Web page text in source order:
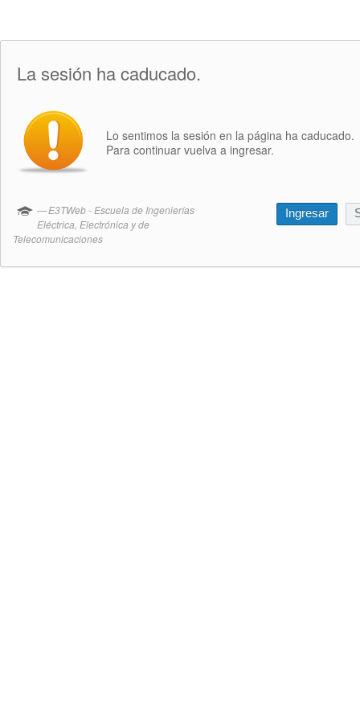
La sesión ha caducado.
Lo sentimos la sesión en la página ha caducado.
Para continuar vuelva a ingresar.
E3TWeb - Escuela de Ingenierías
Eléctrica, Electrónica y de
Telecomunicaciones
Ingresar